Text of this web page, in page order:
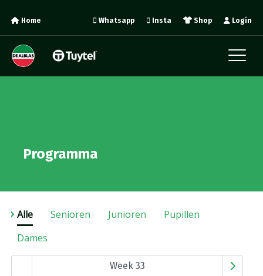
Home Login
Shop
Insta
Whatsapp
Programma
Alle Senioren Junioren
Pupillen
Dames